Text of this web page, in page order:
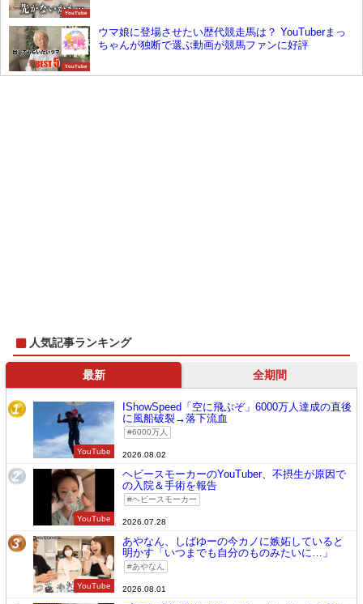
YouTube
YouTube
ウマ娘に登場させたい歴代競走馬は？ YouTuberまっ
ちゃんが独断で選ぶ動画が競馬ファンに好評
人気記事ランキング
最新 全期間
1
YouTube
IShowSpeed「空に飛ぶぞ」6000万人達成の直後
に風船破裂→落下流血
6000万人
2026.08.02
2
YouTube
ヘビースモーカーのYouTuber、不摂生が原因で
の入院＆手術を報告
ヘビースモーカー
2026.07.28
3
YouTube
あやなん、しばゆーの今カノに嫉妬していると
明かす「いつまでも自分のものみたいに…」
あやなん
2026.08.01